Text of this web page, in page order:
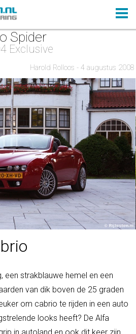
Spider
Exclusive
Harold Rolloos - 4 augustus 2008
een strakblauwe hemel en een
van dik boven de 25 graden
om cabrio te rijden in een auto
looks heeft? De Alfa